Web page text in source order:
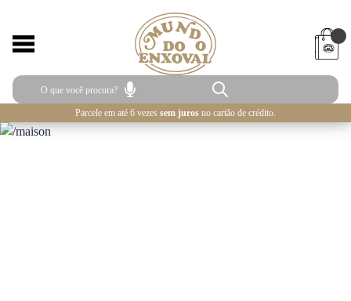
Parcele em até 6 vezes sem juros no cartão de crédito.